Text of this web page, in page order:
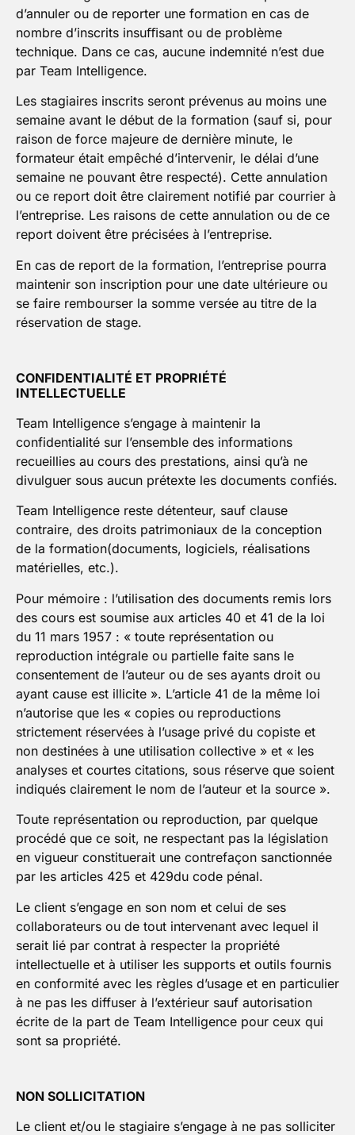
d’annuler ou de reporter une formation en cas de
nombre d’inscrits insuﬃsant ou de problème
technique. Dans ce cas, aucune indemnité n’est due
par Team Intelligence.
Les stagiaires inscrits seront prévenus au moins une
semaine avant le début de la formation (sauf si, pour
raison de force majeure de dernière minute, le
formateur était empêché d’intervenir, le délai d’une
semaine ne pouvant être respecté). Cette annulation
ou ce report doit être clairement notifié par courrier à
l’entreprise. Les raisons de cette annulation ou de ce
report doivent être précisées à l’entreprise.
En cas de report de la formation, l’entreprise pourra
maintenir son inscription pour une date ultérieure ou
se faire rembourser la somme versée au titre de la
réservation de stage.
CONFIDENTIALITÉ ET PROPRIÉTÉ
INTELLECTUELLE
Team Intelligence s’engage à maintenir la
confidentialité sur l’ensemble des informations
recueillies au cours des prestations, ainsi qu’à ne
divulguer sous aucun prétexte les documents confiés.
Team Intelligence reste détenteur, sauf clause
contraire, des droits patrimoniaux de la conception
de la formation(documents, logiciels, réalisations
matérielles, etc.).
Pour mémoire : l’utilisation des documents remis lors
des cours est soumise aux articles 40 et 41 de la loi
du 11 mars 1957 : « toute représentation ou
reproduction intégrale ou partielle faite sans le
consentement de l’auteur ou de ses ayants droit ou
ayant cause est illicite ». L’article 41 de la même loi
n’autorise que les « copies ou reproductions
strictement réservées à l’usage privé du copiste et
non destinées à une utilisation collective » et « les
analyses et courtes citations, sous réserve que soient
indiqués clairement le nom de l’auteur et la source ».
Toute représentation ou reproduction, par quelque
procédé que ce soit, ne respectant pas la législation
en vigueur constituerait une contrefaçon sanctionnée
par les articles 425 et 429du code pénal.
Le client s’engage en son nom et celui de ses
collaborateurs ou de tout intervenant avec lequel il
serait lié par contrat à respecter la propriété
intellectuelle et à utiliser les supports et outils fournis
en conformité avec les règles d’usage et en particulier
à ne pas les diffuser à l’extérieur sauf autorisation
écrite de la part de Team Intelligence pour ceux qui
sont sa propriété.
NON SOLLICITATION
Le client et/ou le stagiaire s’engage à ne pas solliciter